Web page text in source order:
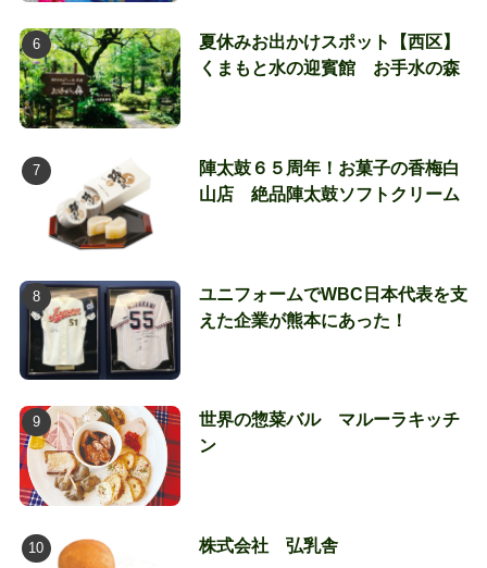
夏休みお出かけスポット【西区】
くまもと水の迎賓館 お手水の森
陣太鼓６５周年！お菓子の香梅白
山店 絶品陣太鼓ソフトクリーム
ユニフォームでWBC日本代表を支
えた企業が熊本にあった！
世界の惣菜バル マルーラキッチ
ン
株式会社 弘乳舎